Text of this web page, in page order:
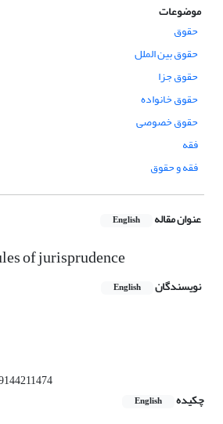
موضوعات
حقوق
حقوق بین الملل
حقوق جزا
حقوق خانواده
حقوق خصوصی
فقه
فقه و حقوق
عنوان مقاله English
of jurisprudence
نویسندگان English
چکیده
English